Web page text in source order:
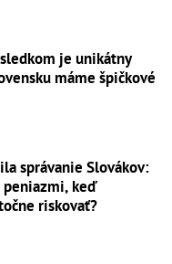
je unikátny
máme špičkové
správanie Slovákov:
peniazmi, keď
riskovať?